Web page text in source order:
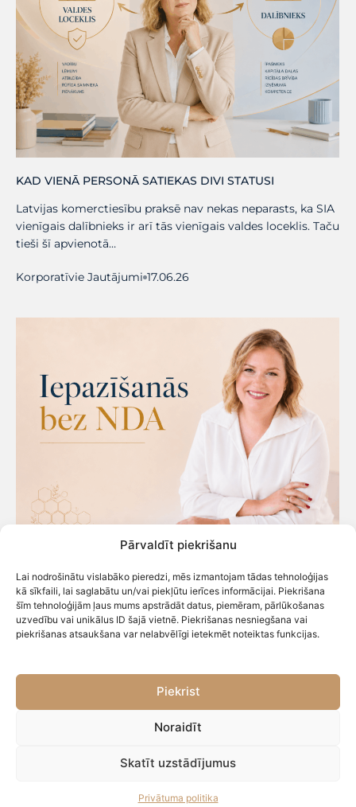
Pārvaldīt piekrišanu
Lai nodrošinātu vislabāko pieredzi, mēs izmantojam tādas tehnoloģijas
kā sīkfaili, lai saglabātu un/vai piekļūtu ierīces informācijai. Piekrišana
šīm tehnoloģijām ļaus mums apstrādāt datus, piemēram, pārlūkošanas
uzvedību vai unikālus ID šajā vietnē. Piekrišanas nesniegšana vai
piekrišanas atsaukšana var nelabvēlīgi ietekmēt noteiktas funkcijas.
Piekrist
Noraidīt
Skatīt uzstādījumus
Privātuma politika
KAD VIENĀ PERSONĀ SATIEKAS DIVI STATUSI
Latvijas komerctiesību praksē nav nekas neparasts, ka SIA
vienīgais dalībnieks ir arī tās vienīgais valdes loceklis. Taču
tieši šī apvienotā…
Korporatīvie Jautājumi 17.06.26
IEPAZĪŠANĀS BEZ NDA
Labs bizness neveidojas bez darījumiem un lēmumiem.
Pareiziem, pārdomātiem un, vēlams, tikai ar tādiem
riskiem, ko apzinās un izvēlas, nevis…
Blogs 17.06.26